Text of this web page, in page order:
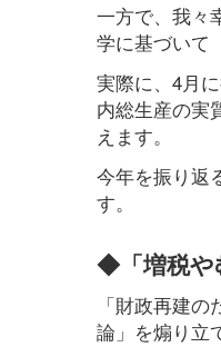
一方で、我々
学に基づいて
実際に、4月
内総生産の実
えます。
今年を振り返
す。
◆「増税や
「財政再建
論」を煽り立